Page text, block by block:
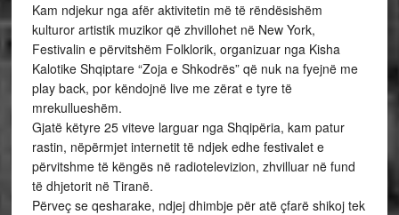
Kam ndjekur nga afër aktivitetin më të rëndësishëm
kulturor artistik muzikor që zhvillohet në New York,
Festivalin e përvitshëm Folklorik, organizuar nga Kisha
Kalotike Shqiptare “Zoja e Shkodrës” që nuk na fyejnë me
play back, por këndojnë live me zërat e tyre të
mrekullueshëm.
Gjatë këtyre 25 viteve larguar nga Shqipëria, kam patur
rastin, nëpërmjet internetit të ndjek edhe festivalet e
përvitshme të këngës në radiotelevizion, zhvilluar në fund
të dhjetorit në Tiranë.
Përveç se qesharake, ndjej dhimbje për atë çfarë shikoj tek